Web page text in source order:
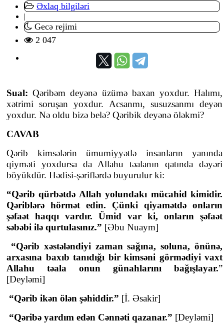
Əxlaq bilgiləri
|
Gecə rejimi
2 047
Sual: Qəribəm deyənə üzümə baxan yoxdur. Halımı,
xətrimi soruşan yoxdur. Acsanmı, susuzsanmı deyən
yoxdur. Nə oldu bizə belə? Qəribik deyənə öləkmi?
CAVAB
Qərib kimsələrin ümumiyyətlə insanların yanında
qiyməti yoxdursa da Allahu təalanın qatında dəyəri
böyükdür. Hədisi-şəriflərdə buyurulur ki:
“Qərib qürbətdə Allah yolundakı mücahid kimidir.
Qəriblərə hörmət edin. Çünki qiyamətdə onların
şəfaət haqqı vardır. Ümid var ki, onların şəfaət
səbəbi ilə qurtulasınız.” [Əbu Nuaym]
“Qərib xəstələndiyi zaman sağına, soluna, önünə,
arxasına baxıb tanıdığı bir kimsəni görmədiyi vaxt
Allahu təala onun günahlarını bağışlayar.”
[Deyləmi]
“Qərib ikən ölən şəhiddir.” [İ. Əsakir]
“Qəribə yardım edən Cənnəti qazanar.” [Deyləmi]